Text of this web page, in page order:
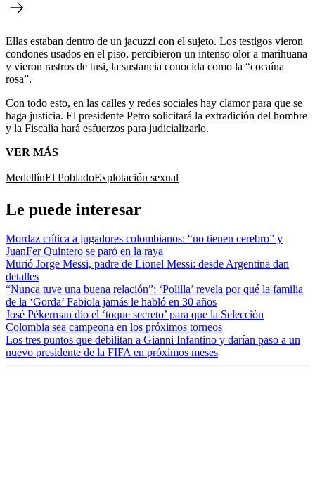
Ellas estaban dentro de un jacuzzi con el sujeto. Los testigos vieron
condones usados en el piso, percibieron un intenso olor a marihuana
y vieron rastros de tusi, la sustancia conocida como la “cocaína
rosa”.
Con todo esto, en las calles y redes sociales hay clamor para que se
haga justicia. El presidente Petro solicitará la extradición del hombre
y la Fiscalía hará esfuerzos para judicializarlo.
VER MÁS
MedellínEl PobladoExplotación sexual
Le puede interesar
Mordaz crítica a jugadores colombianos: “no tienen cerebro” y
JuanFer Quintero se paró en la raya
Murió Jorge Messi, padre de Lionel Messi: desde Argentina dan
detalles
“Nunca tuve una buena relación”: ‘Polilla’ revela por qué la familia
de la ‘Gorda’ Fabiola jamás le habló en 30 años
José Pékerman dio el ‘toque secreto’ para que la Selección
Colombia sea campeona en los próximos torneos
Los tres puntos que debilitan a Gianni Infantino y darían paso a un
nuevo presidente de la FIFA en próximos meses